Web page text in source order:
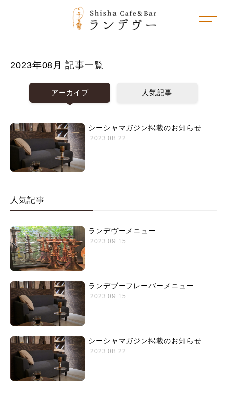
2023年08月 記事一覧
アーカイブ 人気記事
シーシャマガジン掲載のお知らせ
2023.08.22
人気記事
ランデヴーメニュー
2023.09.15
ランデブーフレーバーメニュー
2023.09.15
シーシャマガジン掲載のお知らせ
2023.08.22